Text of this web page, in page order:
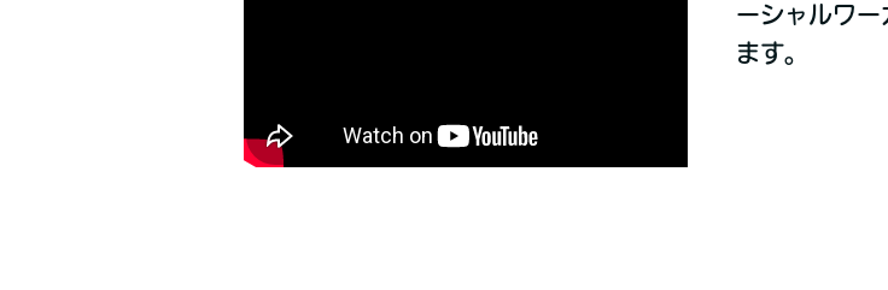
ーシャルワ
ます。